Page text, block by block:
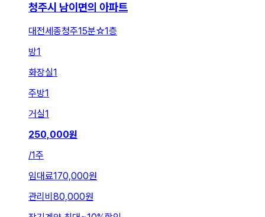
청주시 남이면의 아파트
대전세종청주15분☆1층
방1
화장실1
주방1
거실1
250,000원
/1주
임대료170,000원
관리비 80,000원